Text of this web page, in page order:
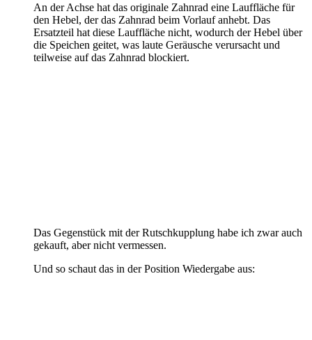
An der Achse hat das originale Zahnrad eine Lauffläche für
den Hebel, der das Zahnrad beim Vorlauf anhebt. Das
Ersatzteil hat diese Lauffläche nicht, wodurch der Hebel über
die Speichen geitet, was laute Geräusche verursacht und
teilweise auf das Zahnrad blockiert.
Das Gegenstück mit der Rutschkupplung habe ich zwar auch
gekauft, aber nicht vermessen.
Und so schaut das in der Position Wiedergabe aus: